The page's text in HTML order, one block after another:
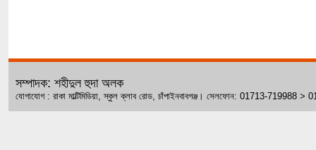
সম্পাদক: শহীদুল হুদা অলক
যোগাযোগ : রাকা মাল্টিমিডিয়া, স্কুল ক্লাব রোড, চাঁপাইনবাবগঞ্জ। সেলফোন: 01713-